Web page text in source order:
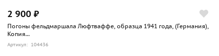
2 900 ₽
Погоны фельдмаршала Люфтваффе, образца 1941 года, (Германия),
Копия...
Артикул: 104436